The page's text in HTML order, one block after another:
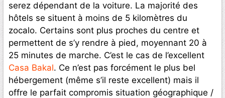
serez dépendant de la voiture. La majorité des
hôtels se situent à moins de 5 kilomètres du
zocalo. Certains sont plus proches du centre et
permettent de s’y rendre à pied, moyennant 20 à
25 minutes de marche. C’est le cas de l’excellent
Casa Bakal. Ce n’est pas forcément le plus bel
hébergement (même s’il reste excellent) mais il
offre le parfait compromis situation géographique /